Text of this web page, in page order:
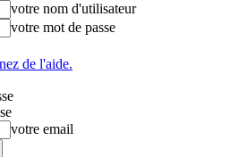
votre nom d'utilisateur
votre mot de passe
de l'aide.
votre email